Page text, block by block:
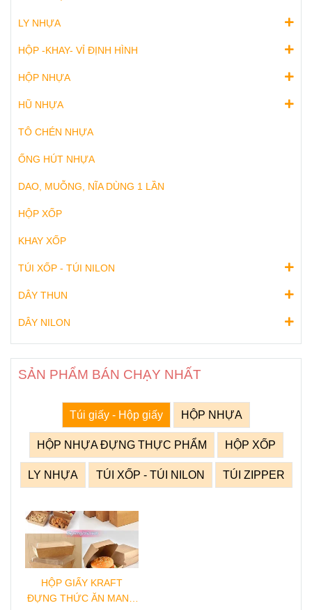
LY NHỰA
HỘP -KHAY- VỈ ĐỊNH HÌNH
HỘP NHỰA
HŨ NHỰA
TÔ CHÉN NHỰA
ỐNG HÚT NHỰA
DAO, MUỖNG, NĨA DÙNG 1 LẦN
HỘP XỐP
KHAY XỐP
TÚI XỐP - TÚI NILON
DÂY THUN
DÂY NILON
SẢN PHẨM BÁN CHẠY NHẤT
Túi giấy - Hộp giấy HỘP NHỰA
HỘP NHỰA ĐỰNG THỰC PHẨM HỘP XỐP
LY NHỰA TÚI XỐP - TÚI NILON TÚI ZIPPER
HỘP GIẤY KRAFT
ĐỰNG THỨC ĂN MANG